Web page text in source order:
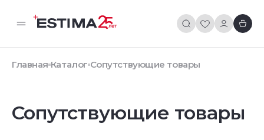
Главная Каталог Сопутствующие товары
Сопутствующие товары